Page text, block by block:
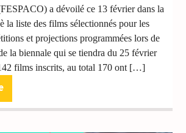
a dévoilé ce 13 février dans la
la liste des films sélectionnés pour les
et projections programmées lors de
la biennale qui se tiendra du 25 février
films inscrits, au total 170 ont […]